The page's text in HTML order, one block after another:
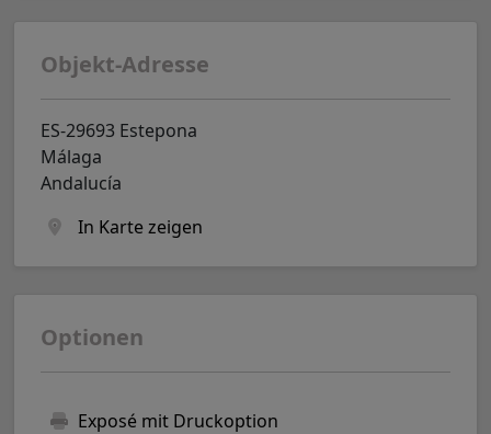
Objekt-Adresse
ES-29693 Estepona
Málaga
Andalucía
In Karte zeigen
Optionen
Exposé mit Druckoption